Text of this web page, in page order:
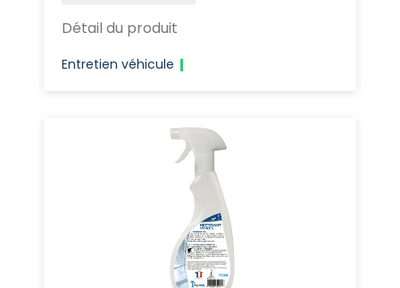
Détail du produit
Entretien véhicule